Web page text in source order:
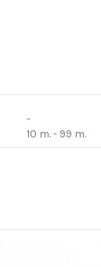
-
10 m. - 99 m.